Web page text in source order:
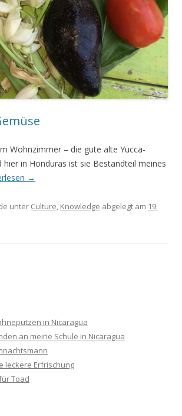
Wohnzimmer – die gute alte Yucca-
hier in Honduras ist sie Bestandteil meines
→
unter Culture, Knowledge abgelegt am 19.
in Nicaragua
an meine Schule in Nicaragua
leckere Erfrischung
Toad